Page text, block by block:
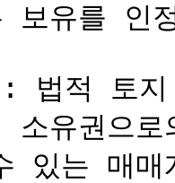
유를 인
법적 토지
유권으
있는 매매